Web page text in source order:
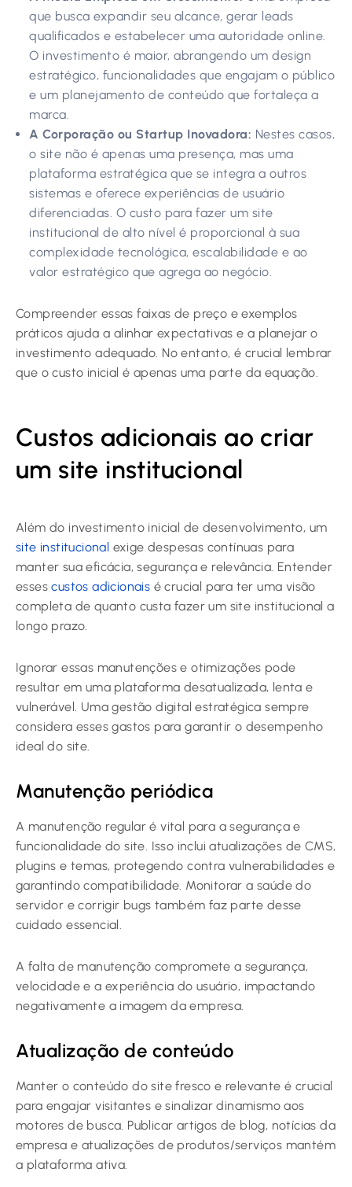
que busca expandir seu alcance, gerar leads
qualificados e estabelecer uma autoridade online.
O investimento é maior, abrangendo um design
estratégico, funcionalidades que engajam o público
e um planejamento de conteúdo que fortaleça a
marca.
A Corporação ou Startup Inovadora: Nestes casos,
o site não é apenas uma presença, mas uma
plataforma estratégica que se integra a outros
sistemas e oferece experiências de usuário
diferenciadas. O custo para fazer um site
institucional de alto nível é proporcional à sua
complexidade tecnológica, escalabilidade e ao
valor estratégico que agrega ao negócio.
Compreender essas faixas de preço e exemplos
práticos ajuda a alinhar expectativas e a planejar o
investimento adequado. No entanto, é crucial lembrar
que o custo inicial é apenas uma parte da equação.
Custos adicionais ao criar
um site institucional
Além do investimento inicial de desenvolvimento, um
site institucional exige despesas contínuas para
manter sua eficácia, segurança e relevância. Entender
essescustos adicionais é crucial para ter uma visão
completa de quanto custa fazer um site institucional a
longo prazo.
Ignorar essas manutenções e otimizações pode
resultar em uma plataforma desatualizada, lenta e
vulnerável. Uma gestão digital estratégica sempre
considera esses gastos para garantir o desempenho
ideal do site.
Manutenção periódica
A manutenção regular é vital para a segurança e
funcionalidade do site. Isso inclui atualizações de CMS,
plugins e temas, protegendo contra vulnerabilidades e
garantindo compatibilidade. Monitorar a saúde do
servidor e corrigir bugs também faz parte desse
cuidado essencial.
A falta de manutenção compromete a segurança,
velocidade e a experiência do usuário, impactando
negativamente a imagem da empresa.
Atualização de conteúdo
Manter o conteúdo do site fresco e relevante é crucial
para engajar visitantes e sinalizar dinamismo aos
motores de busca. Publicar artigos de blog, notícias da
empresa e atualizações de produtos/serviços mantém
a plataforma ativa.